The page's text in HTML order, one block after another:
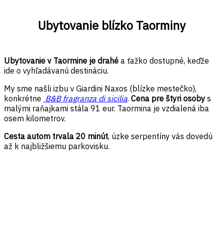
Ubytovanie blízko Taorminy
Ubytovanie v Taormine je drahé a ťažko dostupné, keďže
ide o vyhľadávanú destináciu.
My sme našli izbu v Giardini Naxos (blízke mestečko),
konkrétne B&B fragranza di sicilia. Cena pre štyri osoby s
malými raňajkami stála 91 eur. Taormina je vzdialená iba
osem kilometrov.
Cesta autom trvala 20 minút, úzke serpentíny vás dovedú
až k najbližšiemu parkovisku.